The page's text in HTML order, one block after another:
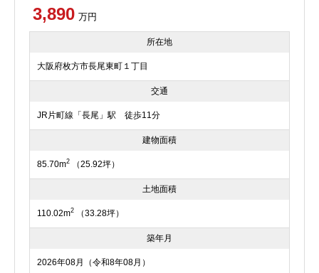
3,890 万円
所在地
大阪府枚方市長尾東町１丁目
交通
JR片町線「長尾」駅 徒歩11分
建物面積
85.70m2 （25.92坪）
土地面積
110.02m2 （33.28坪）
築年月
2026年08月（令和8年08月）